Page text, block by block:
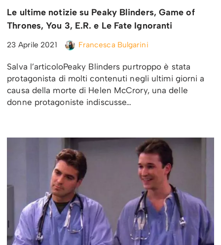
Le ultime notizie su Peaky Blinders, Game of
Thrones, You 3, E.R. e Le Fate Ignoranti
23 Aprile 2021 Francesca Bulgarini
Salva l’articoloPeaky Blinders purtroppo è stata
protagonista di molti contenuti negli ultimi giorni a
causa della morte di Helen McCrory, una delle
donne protagoniste indiscusse…